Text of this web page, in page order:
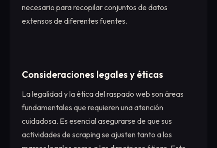
necesario para recopilar conjuntos de datos
extensos de diferentes fuentes.
Consideraciones legales y éticas
La legalidad y la ética del raspado web son áreas
fundamentales que requieren una atención
cuidadosa. Es esencial asegurarse de que sus
actividades de scraping se ajusten tanto a los